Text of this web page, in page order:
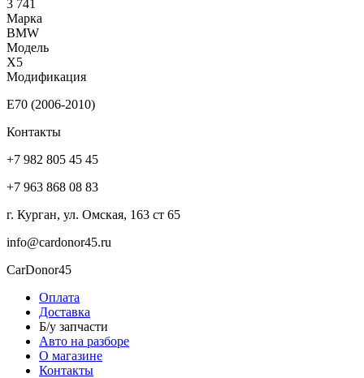
3 741
Марка
BMW
Модель
X5
Модификация
E70 (2006-2010)
Контакты
+7 982 805 45 45
+7 963 868 08 83
г. Курган, ул. Омская, 163 ст 65
info@cardonor45.ru
CarDonor45
Оплата
Доставка
Б/у запчасти
Авто на разборе
О магазине
Контакты